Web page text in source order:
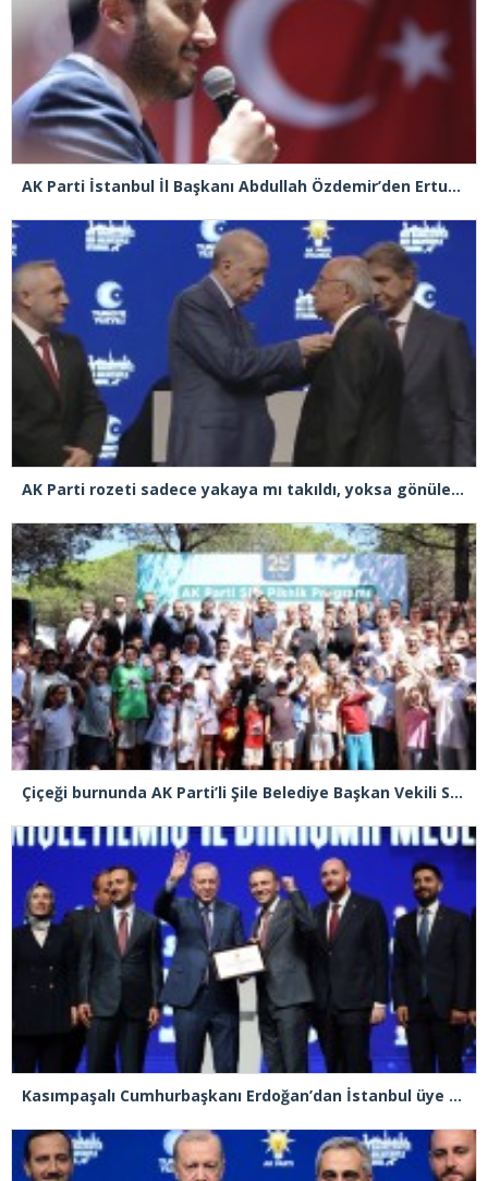
AK Parti İstanbul İl Başkanı Abdullah Özdemir’den Ertuğrul Özkök’e “Franco” tepkisi
AK Parti rozeti sadece yakaya mı takıldı, yoksa gönüle takılmadı mı?
Çiçeği burnunda AK Parti’li Şile Belediye Başkan Vekili Sacit Terzi, teşkilatlarla piknikte buluştu
Kasımpaşalı Cumhurbaşkanı Erdoğan’dan İstanbul üye birincisi Beyoğlu İlçe Başkanı Kasım Fırat’a plaket